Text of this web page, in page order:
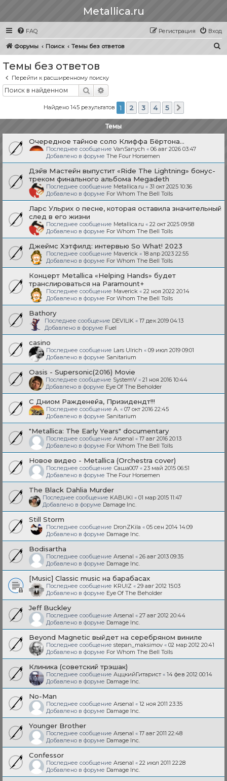
Metallica.ru
FAQ Вход
Регистрация
Форумы Поиск Темы без ответов
Темы без ответов
Перейти к расширенному поиску
Поиск
Найдено 145 результатов 1 2 3 4 5
Темы
Очередное тайное соло Клиффа Бёртона...
Последнее сообщение VanSanych « 06 авг 2026 03:47
Добавлено в форуме The Four Horsemen
Дэйв Мастейн выпустит «Ride The Lightning» бонус-
треком финального альбома Megadeth
Последнее сообщение Metallica.ru « 31 окт 2025 10:36
Добавлено в форуме For Whom The Bell Tolls
Ларс Ульрих о песне, которая оставила значительный
след в его жизни
Последнее сообщение Metallica.ru « 22 окт 2025 09:58
Добавлено в форуме For Whom The Bell Tolls
Джеймс Хэтфилд: интервью So What! 2023
Последнее сообщение Maverick « 18 апр 2023 22:55
Добавлено в форуме For Whom The Bell Tolls
Концерт Metallica «Helping Hands» будет
транслироваться на Paramount+
Последнее сообщение Maverick « 22 ноя 2022 20:14
Добавлено в форуме For Whom The Bell Tolls
Bathory
Последнее сообщение DEVILIK « 17 дек 2019 04:13
Добавлено в форуме Fuel
casino
Последнее сообщение Lars Ulrich « 09 июл 2019 09:01
Добавлено в форуме Sanitarium
Oasis - Supersonic(2016) Movie
Последнее сообщение SystemV « 21 ноя 2016 10:44
Добавлено в форуме Eye Of The Beholder
С Дниом Ражденейа, Призидендт!!!
Последнее сообщение A. « 07 окт 2016 22:45
Добавлено в форуме Sanitarium
"Metallica: The Early Years" documentary
Последнее сообщение Arsenal « 17 авг 2016 20:13
Добавлено в форуме For Whom The Bell Tolls
Новое видео - Metallica (Orchestra cover)
Последнее сообщение Саша007 « 23 май 2015 06:51
Добавлено в форуме The Four Horsemen
The Black Dahlia Murder
Последнее сообщение KABUKI « 01 мар 2015 11:47
Добавлено в форуме Damage Inc.
Still Storm
Последнее сообщение DronZKila « 05 сен 2014 14:09
Добавлено в форуме Damage Inc.
Bodisartha
Последнее сообщение Arsenal « 26 авг 2013 09:35
Добавлено в форуме Damage Inc.
[Music] Classic music на барабасах
Последнее сообщение KRUIZ « 29 авг 2012 15:03
Добавлено в форуме Eye Of The Beholder
Jeff Buckley
Последнее сообщение Arsenal « 27 авг 2012 20:44
Добавлено в форуме Damage Inc.
Beyond Magnetic выйдет на серебряном виниле
Последнее сообщение stepan_maksimov « 02 мар 2012 20:41
Добавлено в форуме For Whom The Bell Tolls
Клиника (советский трэшак)
Последнее сообщение АццкийГитарист « 14 фев 2012 00:14
Добавлено в форуме Damage Inc.
No-Man
Последнее сообщение Arsenal « 12 ноя 2011 23:35
Добавлено в форуме Damage Inc.
Younger Brother
Последнее сообщение Arsenal « 17 авг 2011 22:48
Добавлено в форуме Damage Inc.
Confessor
Последнее сообщение Arsenal « 22 июл 2011 22:28
Добавлено в форуме Damage Inc.